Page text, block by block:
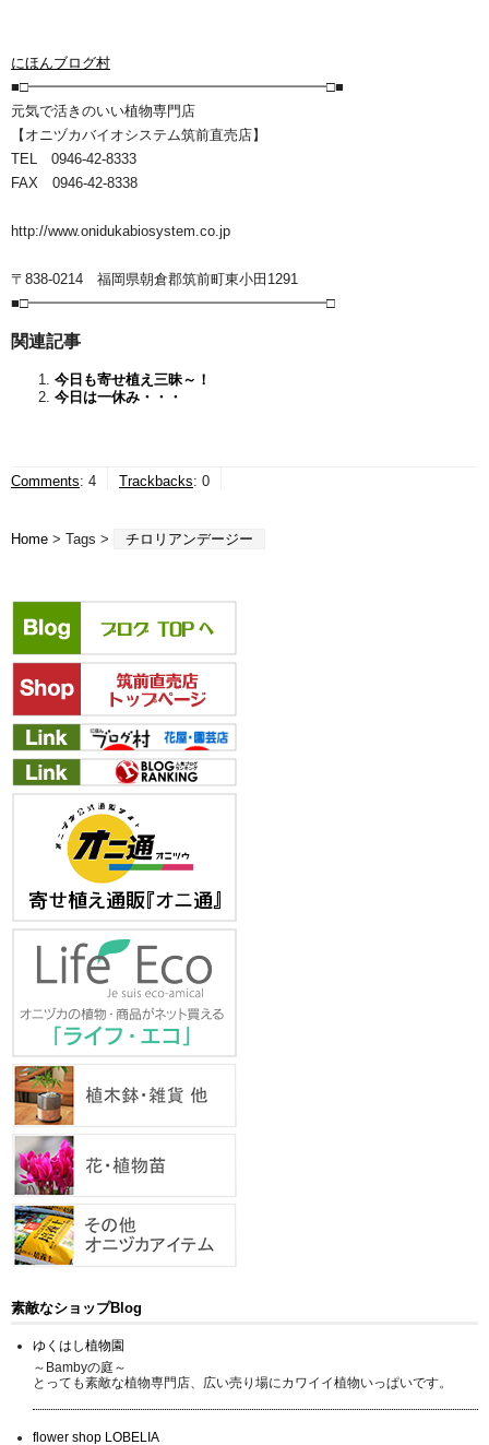
にほんブログ村
■□━━━━━━━━━━━━━━━━━━━━━□■
元気で活きのいい植物専門店
【オニヅカバイオシステム筑前直売店】
TEL 0946-42-8333
FAX 0946-42-8338
http://www.onidukabiosystem.co.jp
〒838-0214 福岡県朝倉郡筑前町東小田1291
■□━━━━━━━━━━━━━━━━━━━━━□
関連記事
今日も寄せ植え三昧～！
今日は一休み・・・
Comments: 4 Trackbacks: 0
Home > Tags > チロリアンデージー
素敵なショップBlog
ゆくはし植物園
～Bambyの庭～
とっても素敵な植物専門店、広い売り場にカワイイ植物いっぱいです。
flower shop LOBELIA